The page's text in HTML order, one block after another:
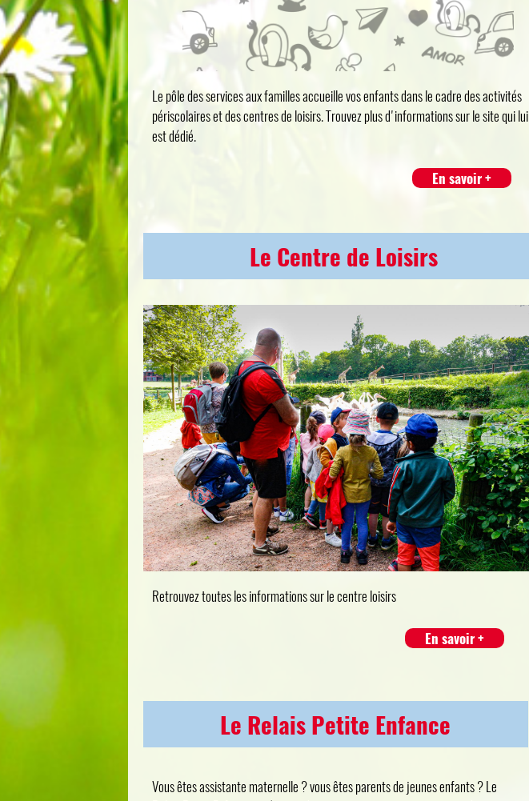
Le pôle des services aux familles accueille vos enfants dans le cadre des activités
périscolaires et des centres de loisirs. Trouvez plus d'informations sur le site qui lui
est dédié.
En savoir +
Le Centre de Loisirs
Retrouvez toutes les informations sur le centre loisirs
En savoir +
Le Relais Petite Enfance
Vous êtes assistante maternelle ? vous êtes parents de jeunes enfants ? Le